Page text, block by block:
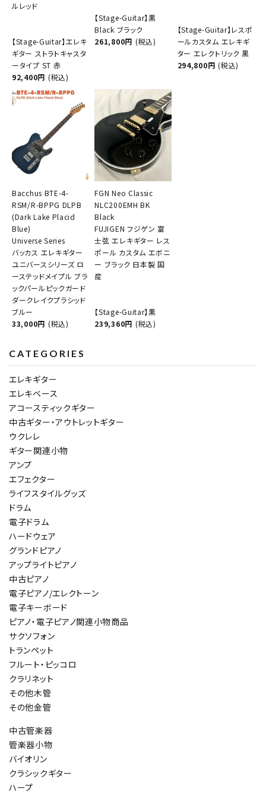
ルレッド
【Stage-Guitar】エレキ
ギター ストラトキャスタ
ータイプ ST 赤
92,400円 (税込)
【Stage-Guitar】黒
Black ブラック
261,800円 (税込)
【Stage-Guitar】レスポ
ールカスタム エレキギ
ター エレクトリック 黒
294,800円 (税込)
Bacchus BTE-4-
RSM/R-BPPG DLPB
(Dark Lake Placid
Blue)
Universe Series
バッカス エレキギター
ユニバースシリーズ ロ
ーステッドメイプル ブラ
ックパールピックガード
ダークレイクプラシッド
ブルー
33,000円 (税込)
FGN Neo Classic
NLC200EMH BK
Black
FUJIGEN フジゲン 富
士弦 エレキギター レス
ポール カスタム エボニ
ー ブラック 日本製 国
産
【Stage-Guitar】黒
239,360円 (税込)
CATEGORIES
エレキギター
エレキベース
アコースティックギター
中古ギター・アウトレットギター
ウクレレ
ギター関連小物
アンプ
エフェクター
ライフスタイルグッズ
ドラム
電子ドラム
ハードウェア
グランドピアノ
アップライトピアノ
中古ピアノ
電子ピアノ/エレクトーン
電子キーボード
ピアノ・電子ピアノ関連小物商品
サクソフォン
トランペット
フルート・ピッコロ
クラリネット
その他木管
その他金管
中古管楽器
管楽器小物
バイオリン
クラシックギター
ハープ